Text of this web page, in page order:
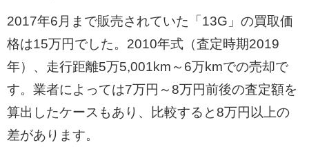
2017年6月まで販売されていた「13G」の買取価
格は15万円でした。2010年式（査定時期2019
年）、走行距離5万5,001km～6万kmでの売却で
す。業者によっては7万円～8万円前後の査定額を
算出したケースもあり、比較すると8万円以上の
差があります。